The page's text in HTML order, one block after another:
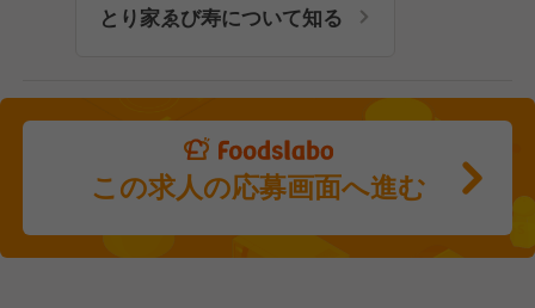
とり家ゑび寿について知る
この求人の応募画面へ進む